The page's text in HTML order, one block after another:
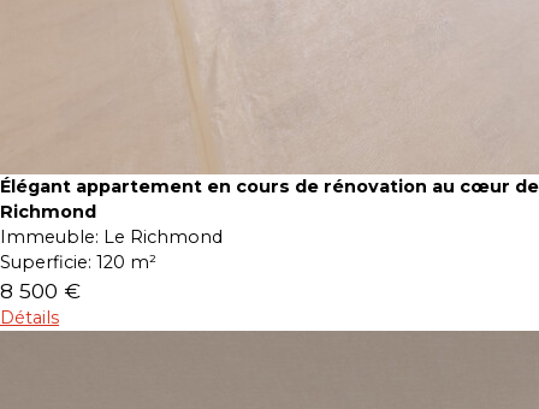
Élégant appartement en cours de rénovation au cœur de
Richmond
Immeuble: Le Richmond
Superficie: 120 m²
8 500 €
Détails